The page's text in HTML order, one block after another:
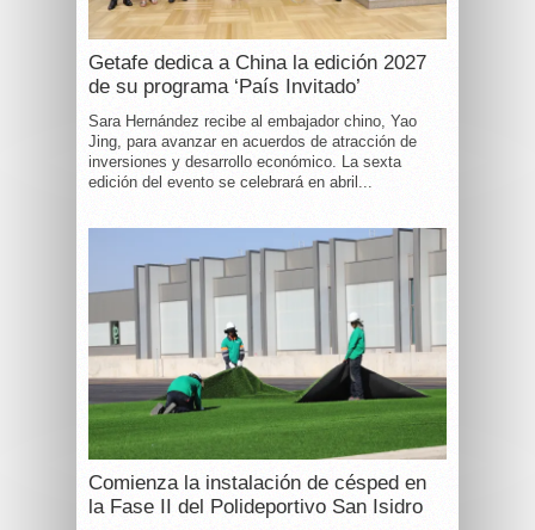
Getafe dedica a China la edición 2027
de su programa ‘País Invitado’
Sara Hernández recibe al embajador chino, Yao
Jing, para avanzar en acuerdos de atracción de
inversiones y desarrollo económico. La sexta
edición del evento se celebrará en abril...
Comienza la instalación de césped en
la Fase II del Polideportivo San Isidro